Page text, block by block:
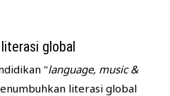
global
"language, music &
literasi global